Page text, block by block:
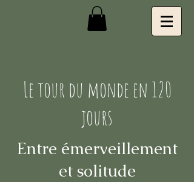
Le tour du monde en 120
jours
Entre émerveillement
et solitude